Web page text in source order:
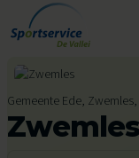
Ga naar de inhoud
Gemeente Ede,
Zwemles